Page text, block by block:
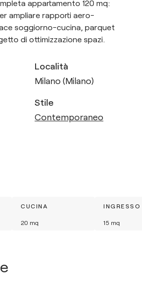
appartamento 120 mq:
ampliare rapporti aero-
soggiorno-cucina, parquet
di ottimizzazione spazi.
Località
Milano (Milano)
Stile
Contemporaneo
CUCINA
20 mq
INGRESSO
15 mq